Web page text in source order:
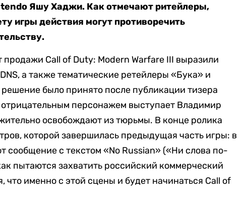
Яшу Хаджи. Как отмечают ритейлеры,
игры действия могут противоречить
продажи Call of Duty: Modern Warfare III выразили
а также тематические ретейлеры «Бука» и
было принято после публикации тизера
персонажем выступает Владимир
освобождают из тюрьмы. В конце ролика
которой завершилась предыдущая часть игры: в
сообщение с текстом «No Russian» («Ни слова по-
пытаются захватить российский коммерческий
что именно с этой сцены и будет начинаться Call of